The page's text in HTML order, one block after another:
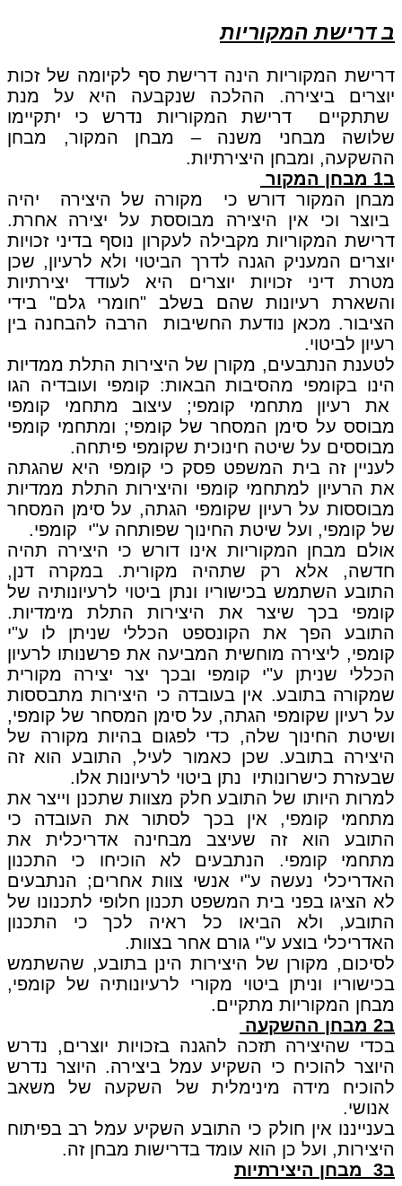
ב דרישת המקוריות
דרישת המקוריות הינה דרישת סף לקיומה של זכות
יוצרים ביצירה. ההלכה שנקבעה היא על מנת
שתתקיים דרישת המקוריות נדרש כי יתקיימו
שלושה מבחני משנה – מבחן המקור, מבחן
ההשקעה, ומבחן היצירתיות.
ב1 מבחן המקור
מבחן המקור דורש כי מקורה של היצירה יהיה
ביוצר וכי אין היצירה מבוססת על יצירה אחרת.
דרישת המקוריות מקבילה לעקרון נוסף בדיני זכויות
יוצרים המעניק הגנה לדרך הביטוי ולא לרעיון, שכן
מטרת דיני זכויות יוצרים היא לעודד יצירתיות
והשארת רעיונות שהם בשלב "חומרי גלם" בידי
הציבור. מכאן נודעת החשיבות הרבה להבחנה בין
רעיון לביטוי.
לטענת הנתבעים, מקורן של היצירות התלת ממדיות
הינו בקומפי מהסיבות הבאות: קומפי ועובדיה הגו
את רעיון מתחמי קומפי; עיצוב מתחמי קומפי
מבוסס על סימן המסחר של קומפי; ומתחמי קומפי
מבוססים על שיטה חינוכית שקומפי פיתחה.
לעניין זה בית המשפט פסק כי קומפי היא שהגתה
את הרעיון למתחמי קומפי והיצירות התלת ממדיות
מבוססות על רעיון שקומפי הגתה, על סימן המסחר
של קומפי, ועל שיטת החינוך שפותחה ע"י קומפי.
אולם מבחן המקוריות אינו דורש כי היצירה תהיה
חדשה, אלא רק שתהיה מקורית. במקרה דנן,
התובע השתמש בכישוריו ונתן ביטוי לרעיונותיה של
קומפי בכך שיצר את היצירות התלת מימדיות.
התובע הפך את הקונספט הכללי שניתן לו ע"י
קומפי, ליצירה מוחשית המביעה את פרשנותו לרעיון
הכללי שניתן ע"י קומפי ובכך יצר יצירה מקורית
שמקורה בתובע. אין בעובדה כי היצירות מתבססות
על רעיון שקומפי הגתה, על סימן המסחר של קומפי,
ושיטת החינוך שלה, כדי לפגום בהיות מקורה של
היצירה בתובע. שכן כאמור לעיל, התובע הוא זה
שבעזרת כישרונותיו נתן ביטוי לרעיונות אלו.
למרות היותו של התובע חלק מצוות שתכנן וייצר את
מתחמי קומפי, אין בכך לסתור את העובדה כי
התובע הוא זה שעיצב מבחינה אדריכלית את
מתחמי קומפי. הנתבעים לא הוכיחו כי התכנון
האדריכלי נעשה ע"י אנשי צוות אחרים; הנתבעים
לא הציגו בפני בית המשפט תכנון חלופי לתכנונו של
התובע, ולא הביאו כל ראיה לכך כי התכנון
האדריכלי בוצע ע"י גורם אחר בצוות.
לסיכום, מקורן של היצירות הינן בתובע, שהשתמש
בכישוריו וניתן ביטוי מקורי לרעיונותיה של קומפי,
מבחן המקוריות מתקיים.
ב2 מבחן ההשקעה
בכדי שהיצירה תזכה להגנה בזכויות יוצרים, נדרש
היוצר להוכיח כי השקיע עמל ביצירה. היוצר נדרש
להוכיח מידה מינימלית של השקעה של משאב
אנושי.
בענייננו אין חולק כי התובע השקיע עמל רב בפיתוח
היצירות, ועל כן הוא עומד בדרישות מבחן זה.
ב3 מבחן היצירתיות